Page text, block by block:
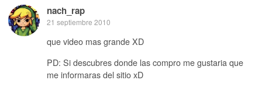
nach_rap
21 septiembre 2010
que video mas grande XD
PD: Si descubres donde las compro me gustaria que
me informaras del sitio xD